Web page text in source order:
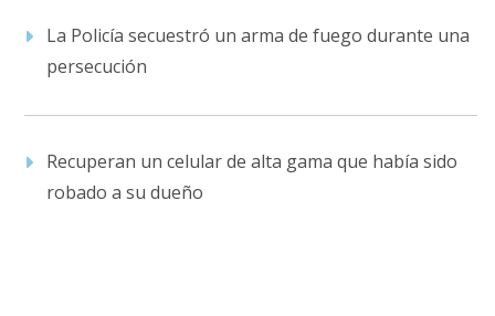
La Policía secuestró un arma de fuego durante una
persecución
Recuperan un celular de alta gama que había sido
robado a su dueño